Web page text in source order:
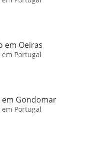
em Oeiras
Portugal
em Gondomar
Portugal